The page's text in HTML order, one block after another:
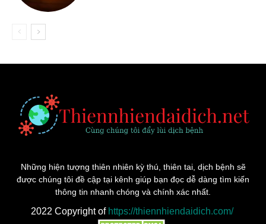
Những hiện tượng thiên nhiên kỳ thú, thiên tai, dịch bệnh sẽ
được chúng tôi đề cập tại kênh giúp bạn đọc dễ dàng tìm kiến
thông tin nhanh chóng và chính xác nhất.
2022 Copyright of https://thiennhiendaidich.com/